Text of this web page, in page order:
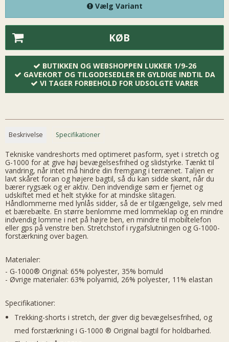
Vælg Variant
KØB
BUTIKKEN OG WEBSHOPPEN LUKKER 1/9-26
GAVEKORT OG TILGODESEDLER ER GYLDIGE INDTIL DA
VI TAGER FORBEHOLD FOR UDSOLGTE VARER
Beskrivelse Specifikationer
Tekniske vandreshorts med optimeret pasform, syet i stretch og
G-1000 for at give høj bevægelsesfrihed og slidstyrke. Tænkt til
vandring, når intet må hindre din fremgang i terrænet. Taljen er
lavt skåret foran og højere bagtil, så du kan sidde skønt, når du
bærer rygsæk og er aktiv. Den indvendige søm er fjernet og
udskiftet med et helt stykke for at mindske slitagen.
Håndlommerne med lynlås sidder, så de er tilgængelige, selv med
et bærebælte. En større benlomme med lommeklap og en mindre
indvendig lomme i net på højre ben, en mindre til mobiltelefon
eller gps på venstre ben. Stretchstof i rygafslutningen og G-1000-
forstærkning over bagen.
Materialer:
- G-1000® Original: 65% polyester, 35% bomuld
- Øvrige materialer: 63% polyamid, 26% polyester, 11% elastan
Specifikationer:
Trekking-shorts i stretch, der giver dig bevægelsesfrihed, og
med forstærkning i G-1000 ® Original bagtil for holdbarhed.